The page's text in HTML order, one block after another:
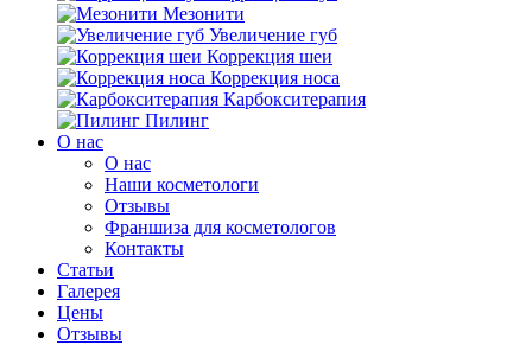
Мезонити
Увеличение губ
Коррекция шеи
Коррекция носа
Карбокситерапия
Пилинг
O нас
O нас
Наши косметологи
Отзывы
Франшиза для косметологов
Контакты
Статьи
Галерея
Цены
Отзывы